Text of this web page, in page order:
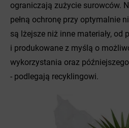
ograniczają zużycie surowców.
pełną ochronę przy optymalnie
są lżejsze niż inne materiały, od
i produkowane z myślą o
wykorzystania oraz
- podlegają recyklingowi.